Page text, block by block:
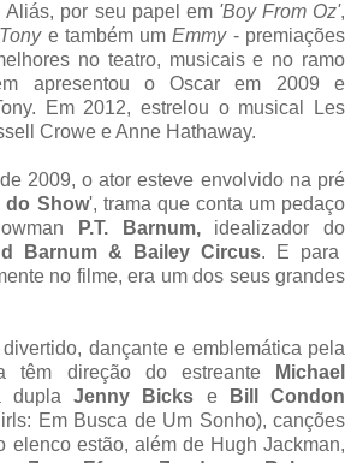
Aliás, por seu papel em 'Boy From Oz',
Tonye também umEmmy- premiações
no teatro, musicais e no ramo
apresentou o Oscar em 2009 e
Em 2012, estrelou o musical Les
Crowe e Anne Hathaway.
2009, o ator esteve envolvido na pré
do Show', trama que conta um pedaço
P.T. Barnum,idealizador do
Barnum & Bailey Circus. E para
no filme, era um dos seus grandes
dançante e emblemática pela
têm direção do estreante
Michael
dupla Jenny Bicks e
Bill Condon
Em Busca de Um Sonho), canções
elenco estão, além de Hugh Jackman,